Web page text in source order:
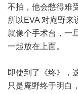
不拍，他会憋得难
所以EVA 对庵野来
就像个手术台，一
一起放在上面。
即使到了《终》，
只是庵野终于明白